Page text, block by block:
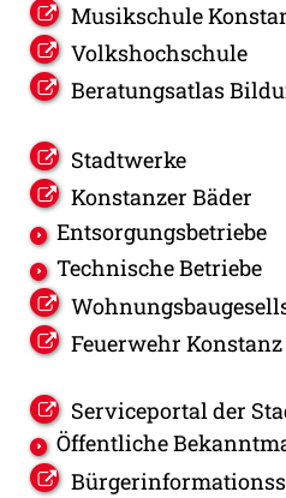
Musikschule
Volkshochschule
Beratungsatlas
Stadtwerke
Konstanzer Bäder
Entsorgungsbetriebe
Technische Betriebe
Feuerwehr Konstanz
Serviceportal der
Öffentliche